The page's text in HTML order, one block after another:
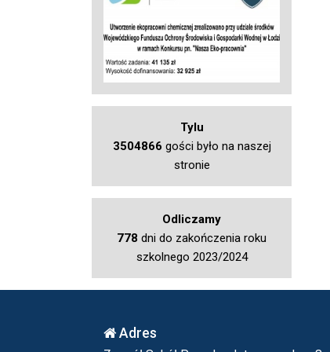
Tylu
3504866 gości było na naszej
stronie
Odliczamy
778 dni do zakończenia roku
szkolnego 2023/2024
Adres